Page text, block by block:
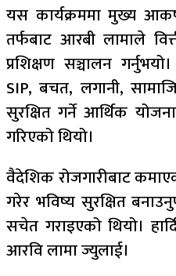
यस कार्यक्रममा मुख्य
तर्फबाट आरबी लामाले
प्रशिक्षण सञ्चालन
SIP, बचत, लगानी,
सुरक्षित गर्ने आर्थिक
गरिएको थियो।
वैदेशिक रोजगारीबाट
गरेर भविष्य सुरक्षित
सचेत गराइएको थियो।
आरवि लामा ज्युलाई।